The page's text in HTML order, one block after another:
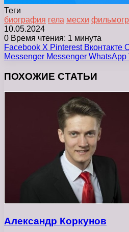
Теги
биография гела месхи
10.05.2024
0 Время чтения: 1 минута
Facebook X Pinterest Вконтакте
Messenger Messenger WhatsApp
ПОХОЖИЕ СТАТЬИ
Александр Коркунов